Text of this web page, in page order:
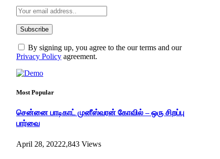
By signing up, you agree to the our terms and our
Privacy Policy agreement.
Most Popular
சென்னை பாடிகாட் முனீஸ்வரன் கோவில் – ஒரு சிறப்பு
பார்வை
April 28, 20222,843 Views